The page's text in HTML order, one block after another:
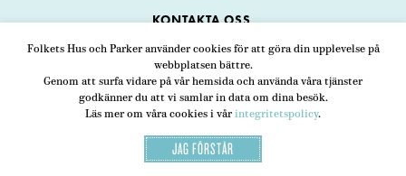
Folkets Hus och Parker använder cookies för att göra din upplevelse på
webbplatsen bättre.
Genom att surfa vidare på vår hemsida och använda våra tjänster
godkänner du att vi samlar in data om dina besök.
Läs mer om våra cookies i vår integritetspolicy.
JAG FÖRSTÅR
KONTAKTA OSS
Folkets Hus och Parker
ADRESS Swedenborgsgatan 1
118 48 Stockholm
TELEFON 08-452 25 00